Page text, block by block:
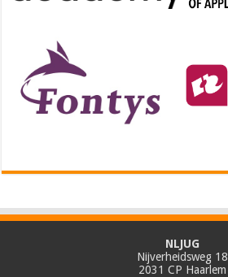
NLJUG
Nijverheidsweg 18
2031 CP Haarlem